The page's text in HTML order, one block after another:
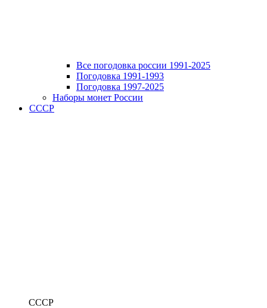
Все погодовка россии 1991-2025
Погодовка 1991-1993
Погодовка 1997-2025
Наборы монет России
СССР
СССР